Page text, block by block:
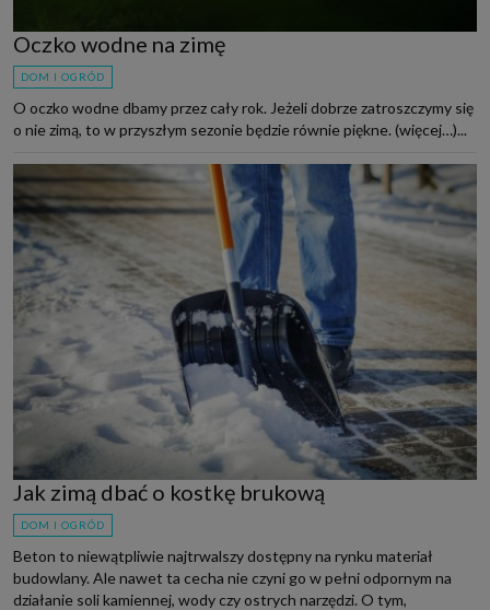
Oczko wodne na zimę
DOM I OGRÓD
O oczko wodne dbamy przez cały rok. Jeżeli dobrze zatroszczymy się
o nie zimą, to w przyszłym sezonie będzie równie piękne. (więcej…)...
Jak zimą dbać o kostkę brukową
DOM I OGRÓD
Beton to niewątpliwie najtrwalszy dostępny na rynku materiał
budowlany. Ale nawet ta cecha nie czyni go w pełni odpornym na
działanie soli kamiennej, wody czy ostrych narzędzi. O tym,